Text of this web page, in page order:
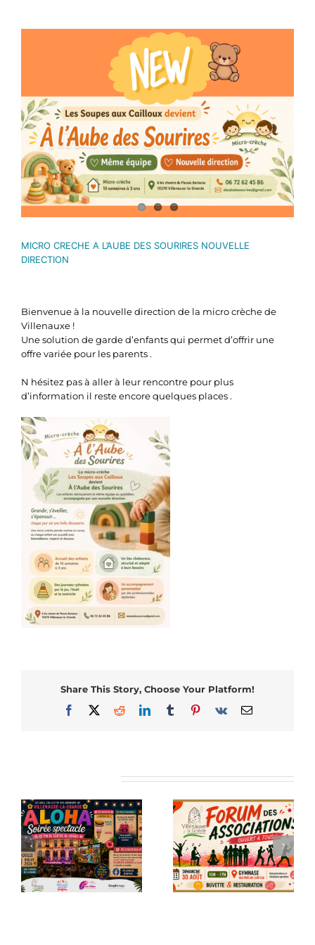
MICRO CRECHE A L’AUBE DES SOURIRES NOUVELLE
DIRECTION
Bienvenue à la nouvelle direction de la micro crèche de
Villenauxe !
Une solution de garde d’enfants qui permet d’offrir une
offre variée pour les parents .
N hésitez pas à aller à leur rencontre pour plus
d’information il reste encore quelques places .
Share This Story, Choose Your Platform!
Facebook
X RedditLinkedInTumblrPinterest
Vk Email